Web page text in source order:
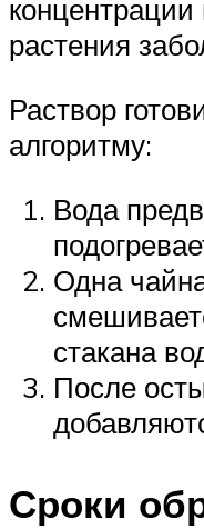
растения
Раствор
алгоритму:
Вода
Одна
стакана
После
Сроки